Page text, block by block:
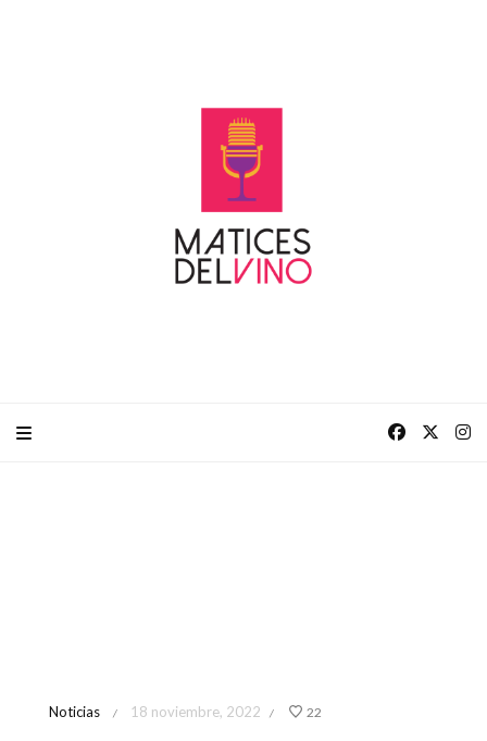
Noticias / 18 noviembre, 2022 / 22